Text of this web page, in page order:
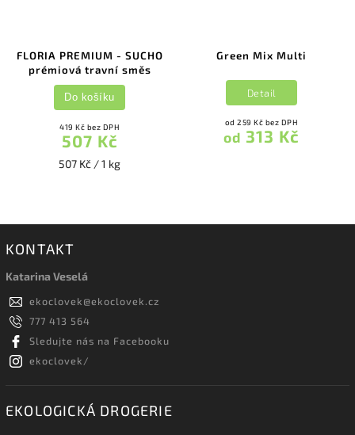
FLORIA PREMIUM - SUCHO
prémiová travní směs
419 Kč bez DPH
507 Kč
507 Kč / 1 kg
Do košíku
Green Mix Multi
od 259 Kč bez DPH
od 313 Kč
Detail
KONTAKT
Katarina Veselá
ekoclovek@ekoclovek.cz
777 413 564
Sledujte nás na Facebooku
ekoclovek/
EKOLOGICKÁ DROGERIE